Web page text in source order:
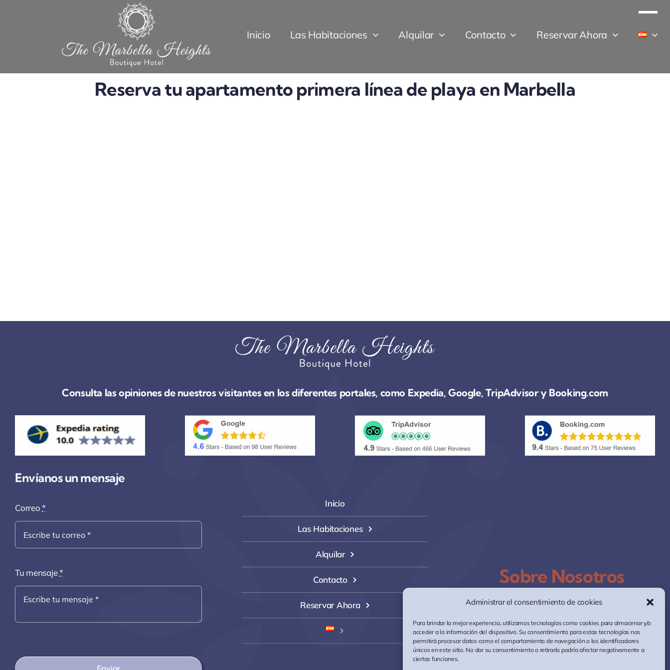
Administrar el consentimiento de cookies
Para brindar la mejor experiencia, utilizamos tecnologías como cookies para almacenar y/o
acceder a la información del dispositivo. Su consentimiento para estas tecnologías nos
permitirá procesar datos como el comportamiento de navegación o los identificadores
únicos en este sitio. No dar su consentimiento o retirarlo podría afectar negativamente a
ciertas funciones.
Inicio Las Habitaciones Alquilar Contacto Reservar Ahora
Reserva tu apartamento primera línea de playa en Marbella
Consulta las opiniones de nuestros visitantes en los diferentes portales, como Expedia, Google, TripAdvisor y Booking.com
Envíanos un mensaje
Correo*
Tu mensaje*
Inicio
Las Habitaciones
Alquilar
Contacto
Reservar Ahora
Sobre Nosotros